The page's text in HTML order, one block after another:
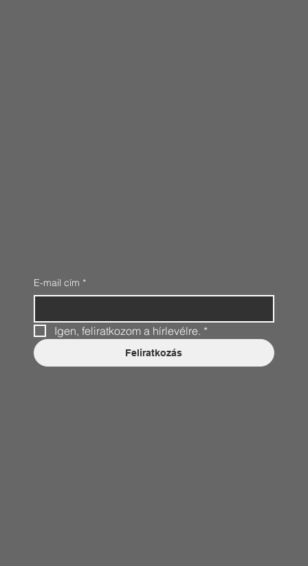
E-mail cím *
Igen, feliratkozom a hírlevélre. *
Feliratkozás